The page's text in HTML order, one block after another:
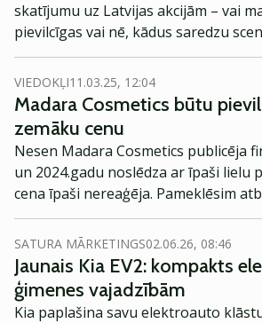
skatījumu uz Latvijas akcijām – vai
pievilcīgas vai nē, kādus saredzu
VIEDOKĻI11.03.25, 12:04
Madara Cosmetics būtu
zemāku cenu
Nesen Madara Cosmetics publicēja
un 2024.gadu noslēdza ar īpaši lielu
cena īpaši nereaģēja. Pameklēsim
SATURA MĀRKETINGS02.06.26, 08:46
Jaunais Kia EV2: kompakts
ģimenes vajadzībām
Kia paplašina savu elektroauto